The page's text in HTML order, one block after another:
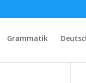
Grammatik